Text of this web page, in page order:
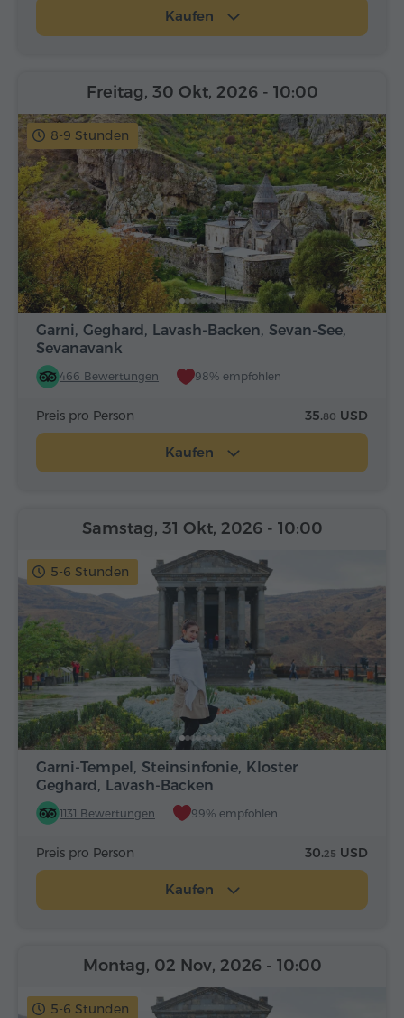
Kaufen
8-9 Stunden
Garni, Geghard, Lavash-Backen, Sevan-See,
Sevanavank
466 Bewertungen 98% empfohlen
Freitag, 30 Okt, 2026 - 10:00
Preis pro Person 35.80 USD
Kaufen
5-6 Stunden
Garni-Tempel, Steinsinfonie, Kloster
Geghard, Lavash-Backen
1131 Bewertungen 99% empfohlen
Samstag, 31 Okt, 2026 - 10:00
Preis pro Person 30.25 USD
Kaufen
5-6 Stunden
Montag, 02 Nov, 2026 - 10:00